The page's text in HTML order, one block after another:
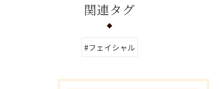
関連タグ
#フェイシャル